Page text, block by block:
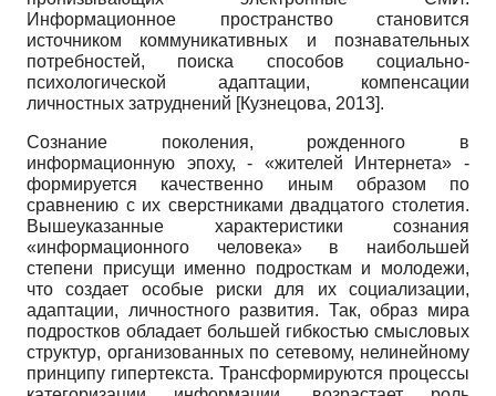
Информационное пространство становится
источником коммуникативных и познавательных
потребностей, поиска способов социально-
психологической адаптации, компенсации
личностных затруднений [Кузнецова, 2013].
Сознание поколения, рожденного в
информационную эпоху, - «жителей Интернета» -
формируется качественно иным образом по
сравнению с их сверстниками двадцатого столетия.
Вышеуказанные характеристики сознания
«информационного человека» в наибольшей
степени присущи именно подросткам и молодежи,
что создает особые риски для их социализации,
адаптации, личностного развития. Так, образ мира
подростков обладает большей гибкостью смысловых
структур, организованных по сетевому, нелинейному
принципу гипертекста. Трансформируются процессы